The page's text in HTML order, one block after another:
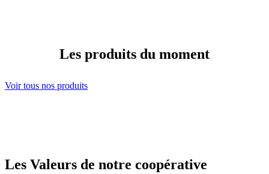
Les produits du moment
Voir tous nos produits
Les Valeurs de notre coopérative